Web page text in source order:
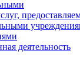
деятельность